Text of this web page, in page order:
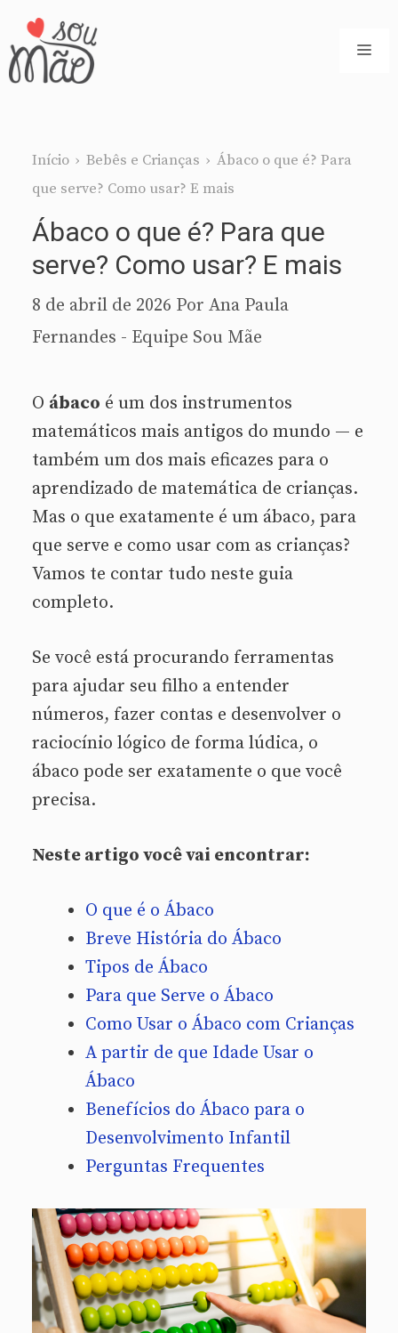
Pular
para
Início › Bebês e Crianças › Ábaco o que é? Para
que serve? Como usar? E mais
Ábaco o que é? Para que
serve? Como usar? E mais
8 de abril de 2026 Por Ana Paula
Fernandes - Equipe Sou Mãe
O ábaco é um dos instrumentos
matemáticos mais antigos do mundo — e
também um dos mais eficazes para o
aprendizado de matemática de crianças.
Mas o que exatamente é um ábaco, para
que serve e como usar com as crianças?
Vamos te contar tudo neste guia
completo.
Se você está procurando ferramentas
para ajudar seu filho a entender
números, fazer contas e desenvolver o
raciocínio lógico de forma lúdica, o
ábaco pode ser exatamente o que você
precisa.
Neste artigo você vai encontrar:
O que é o Ábaco
Breve História do Ábaco
Tipos de Ábaco
Para que Serve o Ábaco
Como Usar o Ábaco com Crianças
A partir de que Idade Usar o
Ábaco
Benefícios do Ábaco para o
Desenvolvimento Infantil
Perguntas Frequentes